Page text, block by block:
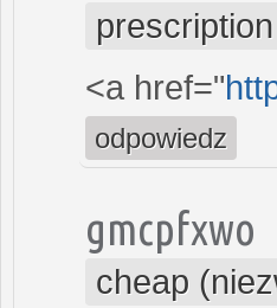
<a href="
odpowiedz
gmcpfxwo
cheap